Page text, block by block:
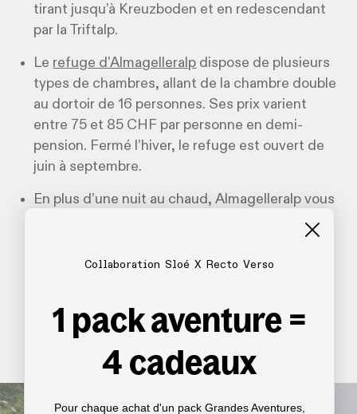
tirant jusqu’à Kreuzboden et en redescendant
par la Triftalp.
Le refuge d'Almagelleralp dispose de plusieurs
types de chambres, allant de la chambre double
au dortoir de 16 personnes. Ses prix varient
entre 75 et 85 CHF par personne en demi-
pension. Fermé l’hiver, le refuge est ouvert de
juin à septembre.
En plus d’une nuit au chaud, Almagelleralp vous
propose une cuisine de qualité. L’expérience
valaisanne. Des plats réconfortants comme
savent vous remettre sur pied après une belle
Collaboration Sloé X Recto Verso
1 pack aventure =
4 cadeaux
Pour chaque achat d'un pack Grandes Aventures,